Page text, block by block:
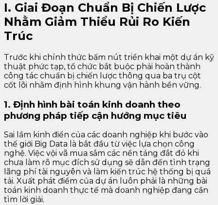
I. Giai Đoạn Chuẩn Bị Chiến Lược
Nhằm Giảm Thiểu Rủi Ro Kiến
Trúc
Trước khi chính thức bấm nút triển khai một dự án kỹ
thuật phức tạp, tổ chức bắt buộc phải hoàn thành
công tác chuẩn bị chiến lược thông qua ba trụ cột
cốt lõi nhằm định hình khung vận hành bền vững.
1. Định hình bài toán kinh doanh theo
phương pháp tiếp cận hướng mục tiêu
Sai lầm kinh điển của các doanh nghiệp khi bước vào
thế giới Big Data là bắt đầu từ việc lựa chọn công
nghệ. Việc vội vã mua sắm các nền tảng đắt đỏ khi
chưa làm rõ mục đích sử dụng sẽ dẫn đến tình trạng
lãng phí tài nguyên và làm kiến trúc hệ thống bị quá
tải. Xuất phát điểm của dự án luôn phải là những bài
toán kinh doanh thực tế mà doanh nghiệp đang cần
tìm lời giải.